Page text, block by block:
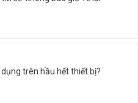
trên hầu hết thiết bị?